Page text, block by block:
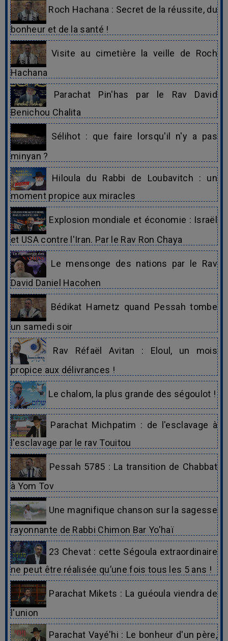
Roch Hachana : Secret de la réussite, du
bonheur et de la santé !
Visite au cimetière la veille de Roch
Hachana
Parachat Pin'has par le Rav David
Benichou Chalita
Sélihot : que faire lorsqu'il n'y a pas
minyan ?
Hiloula du Rabbi de Loubavitch : un
moment propice aux miracles
Explosion mondiale et économie : Israël
et USA contre l'Iran. Par le Rav Ron Chaya
Le mensonge des nations par le Rav
David Daniel Hacohen
Bédikat Hametz quand Pessah tombe
un samedi soir
Rav Réfaël Avitan : Eloul, un mois
propice aux délivrances !
Le chalom, la plus grande des ségoulot !
Parachat Michpatim : de l'esclavage à
l'esclavage par le rav Touitou
Pessah 5785 : La transition de Chabbat
à Yom Tov
Une magnifique chanson sur la sagesse
rayonnante de Rabbi Chimon Bar Yo'haï
23 Chevat : cette Ségoula extraordinaire
ne peut être réalisée qu’une fois tous les 5 ans !
Parachat Mikets : La guéoula viendra de
l'union
Parachat Vayé'hi : Le bonheur d'un père,